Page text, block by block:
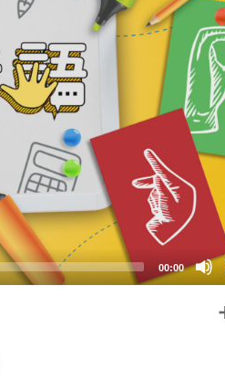
00:00